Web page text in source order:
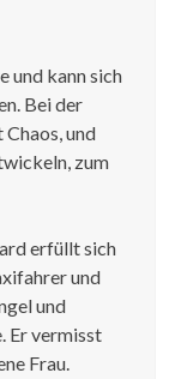
und kann sich
Bei der
und
zum
erfüllt sich
und
und
Er vermisst
Frau.